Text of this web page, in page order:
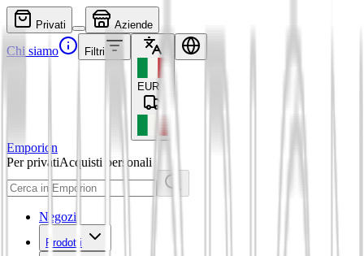
Privati Aziende
Chi siamo Filtri
EUR
Emporion
Per privatiAcquisti personali
Negozi
Prodotti